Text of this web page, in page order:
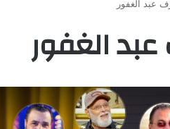
عبد الغفور
الغفور